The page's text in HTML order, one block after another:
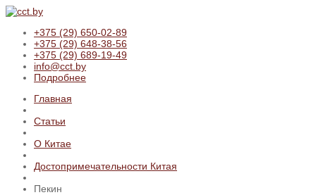
+375 (29) 650-02-89
+375 (29) 648-38-56
+375 (29) 689-19-49
info@cct.by
Подробнее
Главная
Статьи
О Китае
Достопримечательности Китая
Пекин